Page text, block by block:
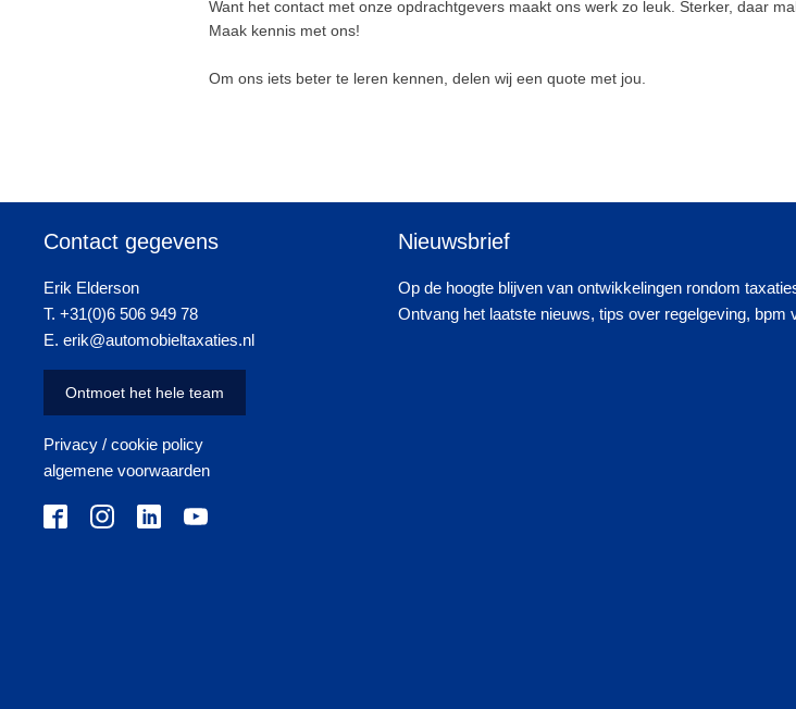
Want het contact met onze opdrachtgevers maakt ons werk zo leuk. Sterker, daar
Maak kennis met ons!
Om ons iets beter te leren kennen, delen wij een quote met jou.
Contact gegevens
Erik Elderson
T. +31(0)6 506 949 78
E. erik@automobieltaxaties.nl
Ontmoet het hele team
Privacy / cookie policy
algemene voorwaarden
Nieuwsbrief
Op de hoogte blijven van ontwikkelingen rondom
Ontvang het laatste nieuws, tips over regelgeving, bpm